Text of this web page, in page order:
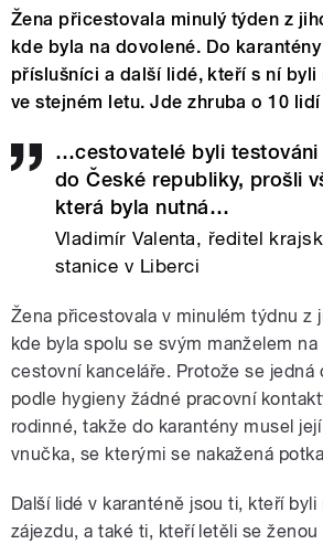
Žena přicestovala minulý týden z
kde byla na dovolené. Do
příslušníci a další lidé, kteří s ní byli
ve stejném letu. Jde zhruba o 10
…cestovatelé byli testováni
do České republiky, prošli
která byla nutná…
Vladimír Valenta, ředitel
stanice v Liberci
Žena přicestovala v minulém týdnu z
kde byla spolu se svým manželem na
cestovní kanceláře. Protože se jedná
podle hygieny žádné pracovní
rodinné, takže do karantény musel
vnučka, se kterými se nakažená
Další lidé v karanténě jsou ti, kteří byli
zájezdu, a také ti, kteří letěli se